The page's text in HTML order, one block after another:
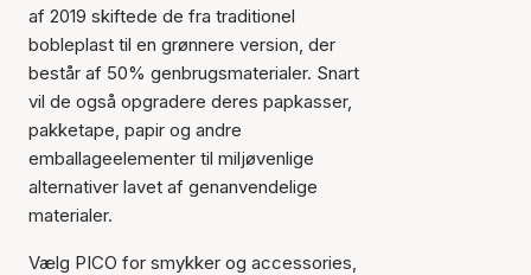
af 2019 skiftede de fra traditionel
bobleplast til en grønnere version, der
består af 50% genbrugsmaterialer. Snart
vil de også opgradere deres papkasser,
pakketape, papir og andre
emballageelementer til miljøvenlige
alternativer lavet af genanvendelige
materialer.
Vælg PICO for smykker og accessories,